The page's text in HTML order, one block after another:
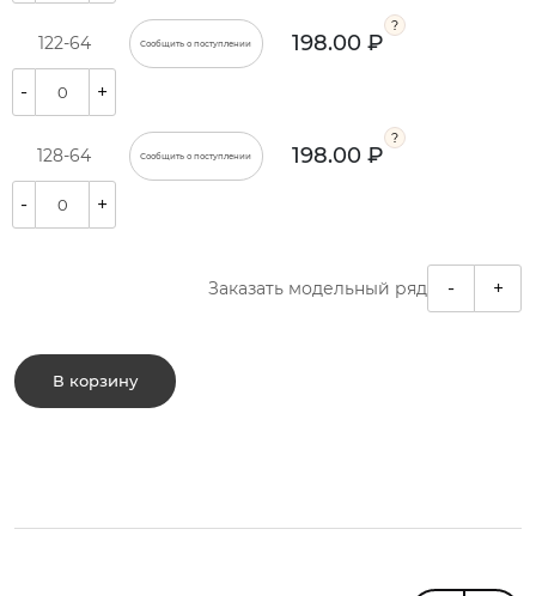
122-64 Сообщить о поступлении 198.00 ₽
- +
128-64 Сообщить о поступлении 198.00 ₽
- +
Заказать модельный ряд - +
В корзину